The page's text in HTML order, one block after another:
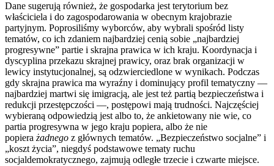
Dane sugerują również, że gospodarka jest terytorium bez
właściciela i do zagospodarowania w obecnym krajobrazie
partyjnym. Poprosiliśmy wyborców, aby wybrali spośród listy
tematów, co ich zdaniem najbardziej cenią sobie „najbardziej
progresywne” partie i skrajna prawica w ich kraju. Koordynacja i
dyscyplina przekazu skrajnej prawicy, oraz brak organizacji w
lewicy instytucjonalnej, są odzwierciedlone w wynikach. Podczas
gdy skrajna prawica ma wyraźny i dominujący profil tematyczny —
najbardziej martwi się imigracją, ale jest też partią bezpieczeństwa i
redukcji przestępczości —, postępowi mają trudności. Najczęściej
wybieraną odpowiedzią jest albo to, że ankietowany nie wie, co
partia progresywna w jego kraju popiera, albo że nie
popiera żadnego z głównych tematów. „Bezpieczeństwo socjalne” i
„koszt życia”, niegdyś podstawowe tematy ruchu
socjaldemokratycznego, zajmują odległe trzecie i czwarte miejsce.